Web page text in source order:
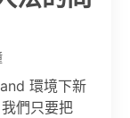
環境下新
們只要把